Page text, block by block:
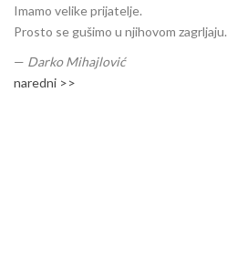
Imamo velike prijatelje.
Prosto se gušimo u njihovom zagrljaju.
— Darko Mihajlović
naredni >>